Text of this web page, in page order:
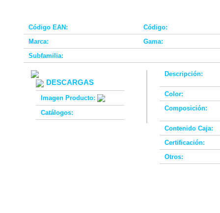
Código EAN:
Código:
Marca:
Gama:
Subfamilia:
DESCARGAS
Imagen Producto:
Catálogos:
Descripción:
Color:
Composición:
Contenido Caja:
Certificación:
Otros: